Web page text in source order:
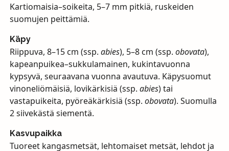
Kartiomaisia–soikeita, 5–7 mm pitkiä, ruskeiden
suomujen peittämiä.
Käpy
Riippuva, 8–15 cm (ssp. abies), 5–8 cm (ssp. obovata),
kapeanpuikea–sukkulamainen, kukintavuonna
kypsyvä, seuraavana vuonna avautuva. Käpysuomut
vinoneliömäisiä, lovikärkisiä (ssp. abies) tai
vastapuikeita, pyöreäkärkisiä (ssp. obovata). Suomulla
2 siivekästä siementä.
Kasvupaikka
Tuoreet kangasmetsät, lehtomaiset metsät, lehdot ja